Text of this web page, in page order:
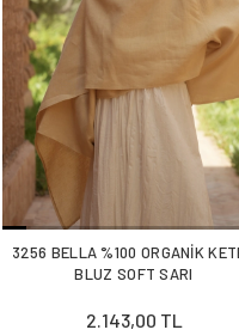
3256 BELLA %100 ORGANİK
BLUZ SOFT SARI
2.143,00 TL